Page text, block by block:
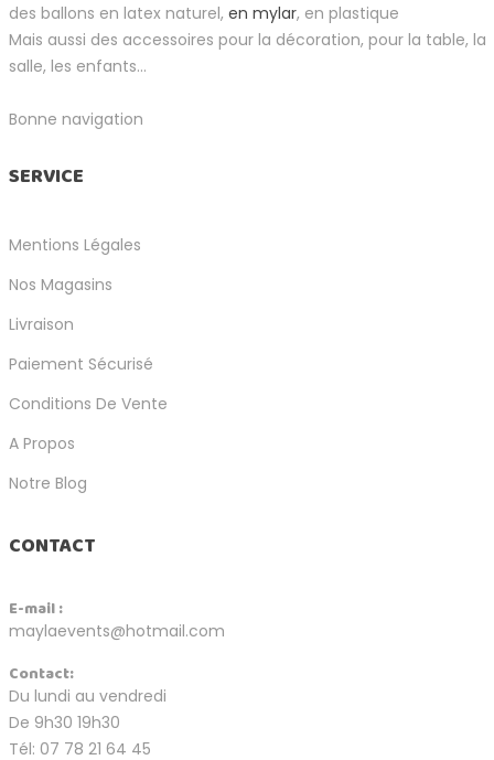
des ballons en latex naturel, en mylar, en plastique
Mais aussi des accessoires pour la décoration, pour la table, la
salle, les enfants...
Bonne navigation
SERVICE
Mentions Légales
Nos Magasins
Livraison
Paiement Sécurisé
Conditions De Vente
A Propos
Notre Blog
CONTACT
E-mail :
maylaevents@hotmail.com
Contact:
Du lundi au vendredi
De 9h30 19h30
Tél: 07 78 21 64 45